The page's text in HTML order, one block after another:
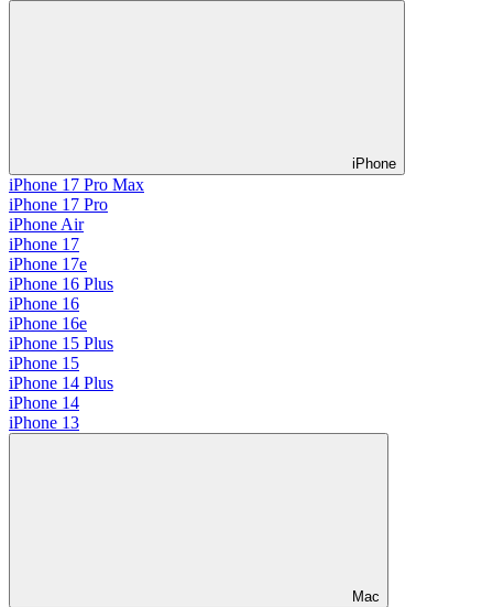
iPhone
iPhone 17 Pro Max
iPhone 17 Pro
iPhone Air
iPhone 17
iPhone 17e
iPhone 16 Plus
iPhone 16
iPhone 16e
iPhone 15 Plus
iPhone 15
iPhone 14 Plus
iPhone 14
iPhone 13
Mac